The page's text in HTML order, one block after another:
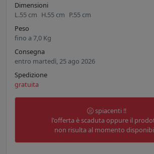
Dimensioni
L.55 cm H.55 cm P.55 cm
Peso
fino a 7,0 Kg
Consegna
entro martedì, 25 ago 2026
Spedizione
gratuita
spiacenti !!
l'offerta è scaduta oppure il
non risulta al momento